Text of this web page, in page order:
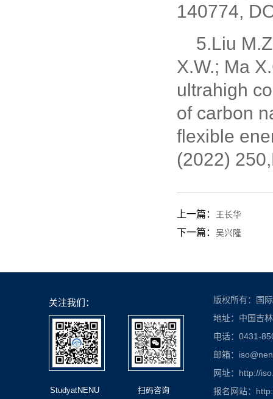
140774,
5.Liu
X.W.; Ma
ultrahigh
of carbon
flexible
(2022)
上一篇： 王长华
下一篇： 吴兴隆
关注我们：
StudyatNENU
扫码咨询
版权所有：国
地址：中国吉
电话：0431-
邮箱：
网址：http://
报名网站：